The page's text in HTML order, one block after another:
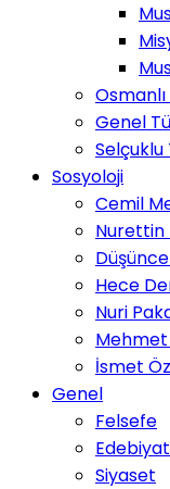
Genel
Selçuklu
Sosyoloji
Cemil
Nurettin
Düşünce
Hece
Nuri
İsmet
Genel
Felsefe
Edebiyat
Siyaset